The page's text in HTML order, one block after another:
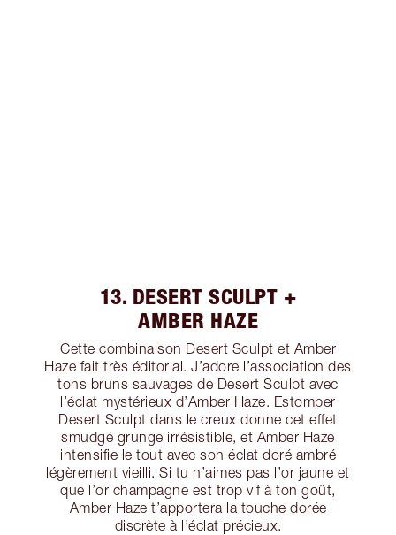
13. DESERT SCULPT +
AMBER HAZE
Cette combinaison Desert Sculpt et Amber
Haze fait très éditorial. J’adore l’association des
tons bruns sauvages de Desert Sculpt avec
l’éclat mystérieux d’Amber Haze. Estomper
Desert Sculpt dans le creux donne cet effet
smudgé grunge irrésistible, et Amber Haze
intensifie le tout avec son éclat doré ambré
légèrement vieilli. Si tu n’aimes pas l’or jaune et
que l’or champagne est trop vif à ton goût,
Amber Haze t’apportera la touche dorée
discrète à l’éclat précieux.